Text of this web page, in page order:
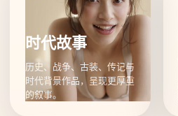
时代故事
历史、战争、古装、传记与
时代背景作品，呈现更厚重
的叙事。